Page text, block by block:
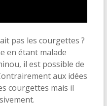
pas les courgettes ?
en étant malade
il est possible de
aux idées
courgettes mais il